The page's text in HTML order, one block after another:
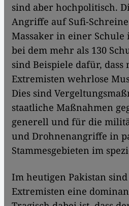
sind aber hochpolitisch.
Angriffe auf Sufi-
Massaker in einer Schule
bei dem mehr als 130
sind Beispiele dafür, dass
Extremisten wehrlose
Dies sind
staatliche Maßnahmen
generell und für die
und Drohnenangriffe in
Stammesgebieten im
Im heutigen Pakistan
Extremisten eine